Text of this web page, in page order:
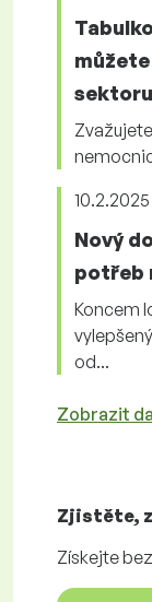
10.2.2025
Nový
potřeb
Koncem
od...
Zobrazit
Zjistěte,
Získejte